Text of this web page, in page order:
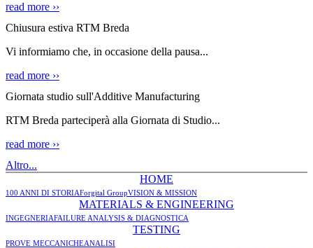
read more ››
Chiusura estiva RTM Breda
Vi informiamo che, in occasione della pausa...
read more ››
Giornata studio sull'Additive Manufacturing
RTM Breda parteciperà alla Giornata di Studio...
read more ››
Altro...
HOME
100 ANNI DI STORIAForgital GroupVISION & MISSION
MATERIALS & ENGINEERING
INGEGNERIAFAILURE ANALYSIS & DIAGNOSTICA
TESTING
PROVE MECCANICHEANALISI